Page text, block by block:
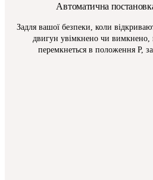
Автоматична
Задля вашої безпеки, коли
двигун увімкнено чи вимкнено,
перемкнеться в положення P,